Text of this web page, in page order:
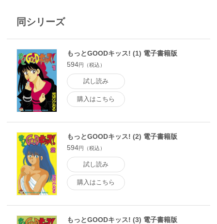
同シリーズ
もっとGOODキッス! (1) 電子書籍版
594円（税込）
試し読み
購入はこちら
もっとGOODキッス! (2) 電子書籍版
594円（税込）
試し読み
購入はこちら
もっとGOODキッス! (3) 電子書籍版